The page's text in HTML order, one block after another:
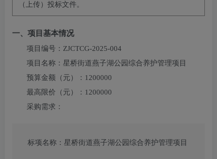
（上传）投标文件。
一、项目基本情况
项目编号： ZJCTCG-2025-004
项目名称： 星桥街道燕子湖公园综合养护管理项目
预算金额（元）： 1200000
最高限价（元）： 1200000
采购需求：
标项名称： 星桥街道燕子湖公园综合养护管理项目